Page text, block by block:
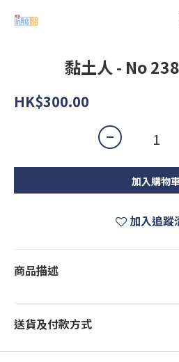
黏土人 - No
HK$300.00
加入購物
加入追蹤
商品描述
送貨及付款方式